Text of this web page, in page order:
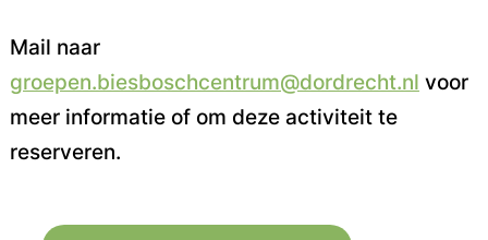
Mail naar
groepen.biesboschcentrum@dordrecht.nl voor
meer informatie of om deze activiteit te
reserveren.